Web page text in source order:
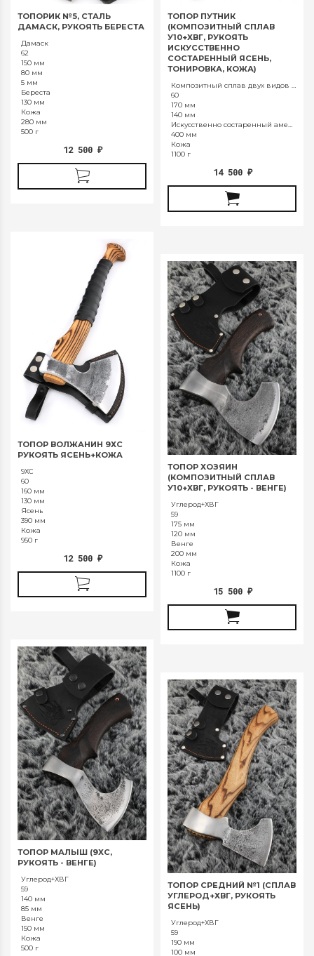
ТОПОРИК №5, СТАЛЬ
ДАМАСК, РУКОЯТЬ БЕРЕСТА
Дамаск
62
150 мм
80 мм
5 мм
Береста
130 мм
Кожа
280 мм
500 г
12 500 ₽
ТОПОР ПУТНИК
(КОМПОЗИТНЫЙ СПЛАВ
У10+ХВГ, РУКОЯТЬ
ИСКУССТВЕННО
СОСТАРЕННЫЙ ЯСЕНЬ,
ТОНИРОВКА, КОЖА)
60
170 мм
140 мм
400 мм
Кожа
1100 г
14 500 ₽
ТОПОР ВОЛЖАНИН 9ХС
РУКОЯТЬ ЯСЕНЬ+КОЖА
9ХС
60
160 мм
130 мм
Ясень
390 мм
Кожа
950 г
12 500 ₽
ТОПОР ХОЗЯИН
(КОМПОЗИТНЫЙ СПЛАВ
У10+ХВГ, РУКОЯТЬ - ВЕНГЕ)
Углерод+ХВГ
59
175 мм
120 мм
Венге
200 мм
Кожа
1100 г
15 500 ₽
ТОПОР МАЛЫШ (9ХС,
РУКОЯТЬ - ВЕНГЕ)
Углерод+ХВГ
59
140 мм
85 мм
Венге
150 мм
Кожа
500 г
ТОПОР СРЕДНИЙ №1 (СПЛАВ
УГЛЕРОД+ХВГ, РУКОЯТЬ
ЯСЕНЬ)
Углерод+ХВГ
59
190 мм
100 мм